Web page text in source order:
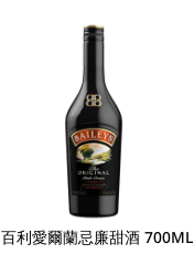
百利愛爾蘭忌廉甜酒 700ML